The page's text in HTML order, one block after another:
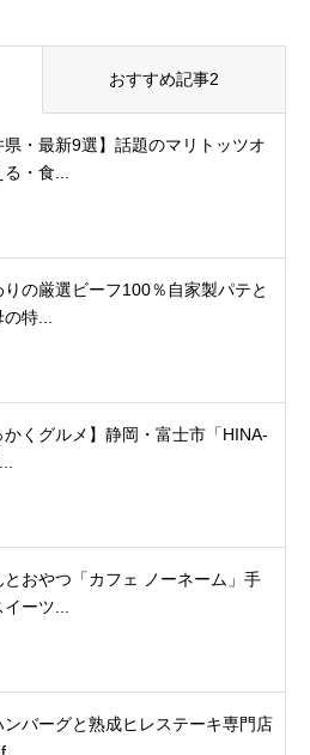
おすすめ記事2
県・最新9選】話題のマリトッツオ
・食...
りの厳選ビーフ100％自家製パテと
特...
かくグルメ】静岡・富士市「HINA-
とおやつ「カフェ ノーネーム」手
ーツ...
ンバーグと熟成ヒレステーキ専門店
...